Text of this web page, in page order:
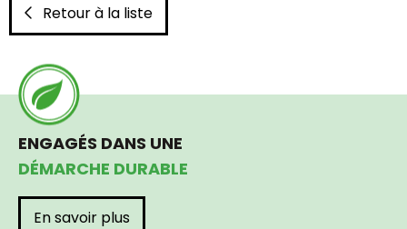
Retour à la liste
ENGAGÉS DANS UNE
DÉMARCHE DURABLE
En savoir plus